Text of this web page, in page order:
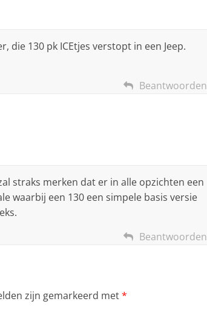
die 130 pk ICEtjes verstopt in een Jeep.
Beantwoorden
straks merken dat er in alle opzichten een
waarbij een 130 een simpele basis versie
Beantwoorden
zijn gemarkeerd met*